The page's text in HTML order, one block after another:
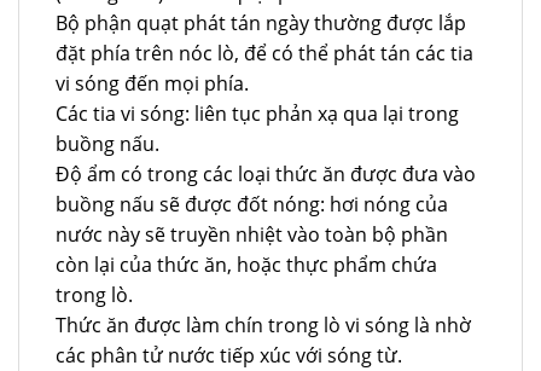
Bộ phận quạt phát tán ngày thường được lắp
đặt phía trên nóc lò, để có thể phát tán các tia
vi sóng đến mọi phía.
Các tia vi sóng: liên tục phản xạ qua lại trong
buồng nấu.
Độ ẩm có trong các loại thức ăn được đưa vào
buồng nấu sẽ được đốt nóng: hơi nóng của
nước này sẽ truyền nhiệt vào toàn bộ phần
còn lại của thức ăn, hoặc thực phẩm chứa
trong lò.
Thức ăn được làm chín trong lò vi sóng là nhờ
các phân tử nước tiếp xúc với sóng từ.